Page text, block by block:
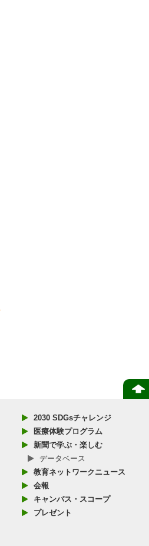
2030 SDGsチャレンジ
医療体験プログラム
新聞で学ぶ・楽しむ
データベース
教育ネットワークニュース
会報
キャンパス・スコープ
プレゼント